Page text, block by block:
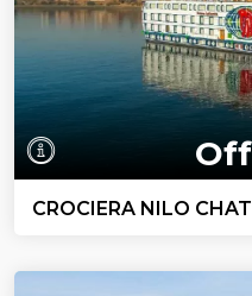
CROCIERA NILO